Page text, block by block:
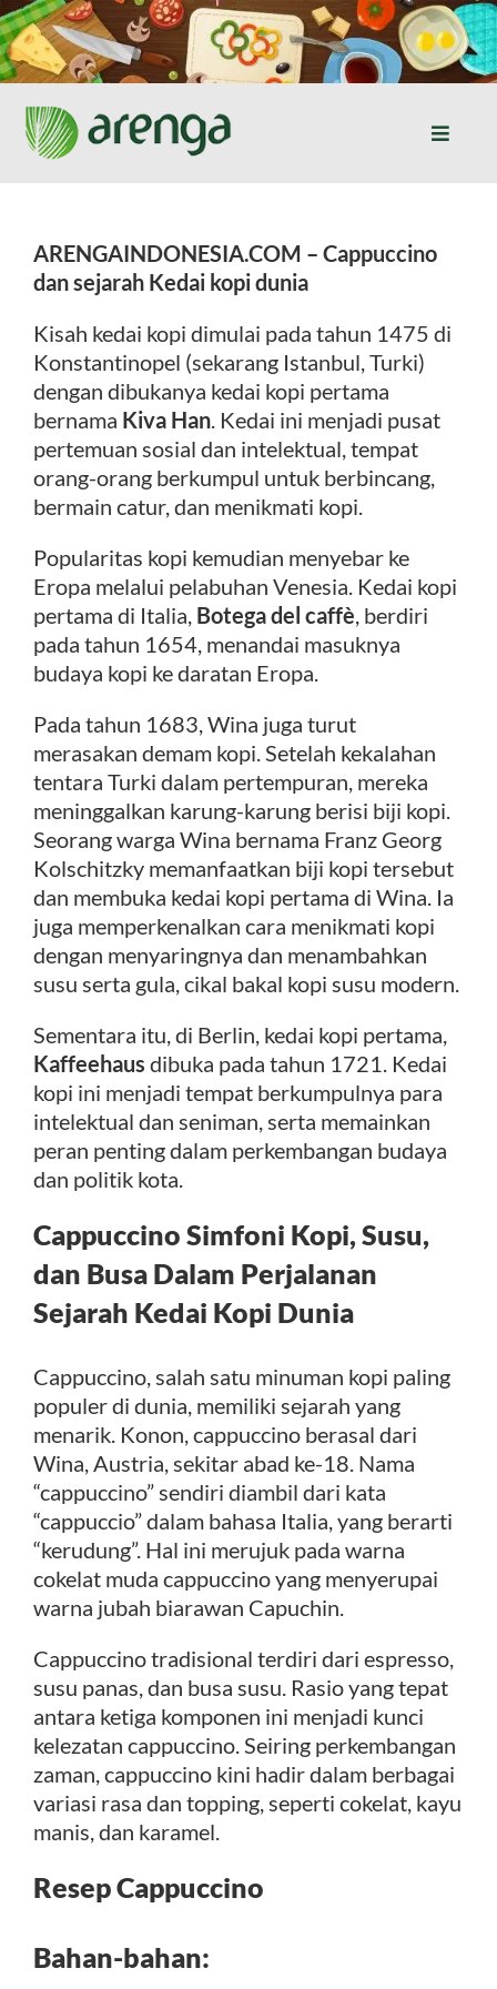
Skip
to
content
Toggle
Resep Masakan
Jurnal
Tentang Kami
Produk
Kontak
ARENGAINDONESIA.COM – Cappuccino
dan sejarah Kedai kopi dunia
Kisah kedai kopi dimulai pada tahun 1475 di
Konstantinopel (sekarang Istanbul, Turki)
dengan dibukanya kedai kopi pertama
bernama Kiva Han . Kedai ini menjadi pusat
pertemuan sosial dan intelektual, tempat
orang-orang berkumpul untuk berbincang,
bermain catur, dan menikmati kopi.
Popularitas kopi kemudian menyebar ke
Eropa melalui pelabuhan Venesia. Kedai kopi
pertama di Italia, Botega del caffè , berdiri
pada tahun 1654, menandai masuknya
budaya kopi ke daratan Eropa.
Pada tahun 1683, Wina juga turut
merasakan demam kopi. Setelah kekalahan
tentara Turki dalam pertempuran, mereka
meninggalkan karung-karung berisi biji kopi.
Seorang warga Wina bernama Franz Georg
Kolschitzky memanfaatkan biji kopi tersebut
dan membuka kedai kopi pertama di Wina. Ia
juga memperkenalkan cara menikmati kopi
dengan menyaringnya dan menambahkan
susu serta gula, cikal bakal kopi susu modern.
Sementara itu, di Berlin, kedai kopi pertama,
Kaffeehaus dibuka pada tahun 1721. Kedai
kopi ini menjadi tempat berkumpulnya para
intelektual dan seniman, serta memainkan
peran penting dalam perkembangan budaya
dan politik kota.
Cappuccino Simfoni Kopi, Susu,
dan Busa Dalam Perjalanan
Sejarah Kedai Kopi Dunia
Cappuccino, salah satu minuman kopi paling
populer di dunia, memiliki sejarah yang
menarik. Konon, cappuccino berasal dari
Wina, Austria, sekitar abad ke-18. Nama
“cappuccino” sendiri diambil dari kata
“cappuccio” dalam bahasa Italia, yang berarti
“kerudung”. Hal ini merujuk pada warna
cokelat muda cappuccino yang menyerupai
warna jubah biarawan Capuchin.
Cappuccino tradisional terdiri dari espresso,
susu panas, dan busa susu. Rasio yang tepat
antara ketiga komponen ini menjadi kunci
kelezatan cappuccino. Seiring perkembangan
zaman, cappuccino kini hadir dalam berbagai
variasi rasa dan topping, seperti cokelat, kayu
manis, dan karamel.
Resep Cappuccino
Bahan-bahan: